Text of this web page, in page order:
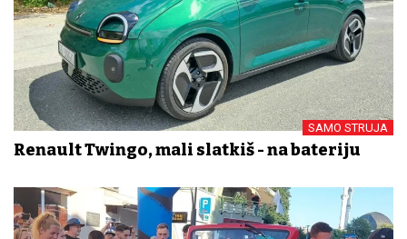
SAMO STRUJA
Renault Twingo, mali slatkiš - na bateriju